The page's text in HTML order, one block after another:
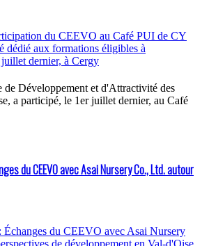
Développement et d'Attractivité des
a participé, le 1er juillet dernier, au Café
du CEEVO avec Asai Nursery Co., Ltd. autour